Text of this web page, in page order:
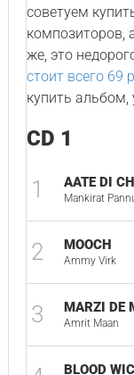
советуем
композиторов,
же, это
стоит всего 69
купить альбом,
CD 1
1 AATE DI
Mankirat
2 MOOCH
Ammy Virk
3 MARZI DE
Amrit Maan
BLOOD